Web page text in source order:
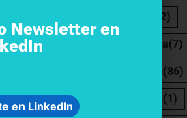
(2)
Latinoamérica(7)
(86)
Nicaragua (1)
Newsletter en
en LinkedIn